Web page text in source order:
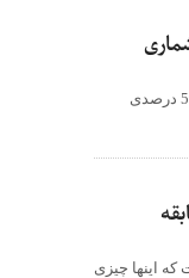
سرپرست سازمان جهاد کشاورزی استان آذربایجان شرقی از پیشرفت بیش از 50 درصدی
اینها چیزی